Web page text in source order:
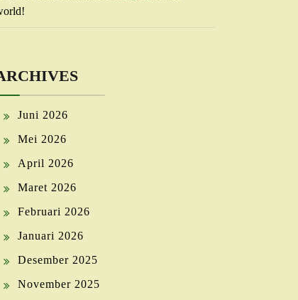
Juni 2026
Mei 2026
April 2026
Maret 2026
Februari 2026
Januari 2026
Desember 2025
November 2025